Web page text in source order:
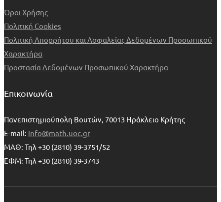
Όροι Χρήσης
Πολιτική Cookies
Πολιτική Απορρήτου και Ασφαλείας Δεδομένων Προσωπικού
Χαρακτήρα
Προστασία Δεδομένων Προσωπικού Χαρακτήρα
Επικοινωνία
Πανεπιστημιούπολη Βουτών, 70013 Ηράκλειο Κρήτης
E-mail: info@math.uoc.gr
ΜΑΘ: Τηλ +30 (2810) 39-3751/52
ΕΦΜ: Τηλ +30 (2810) 39-3743